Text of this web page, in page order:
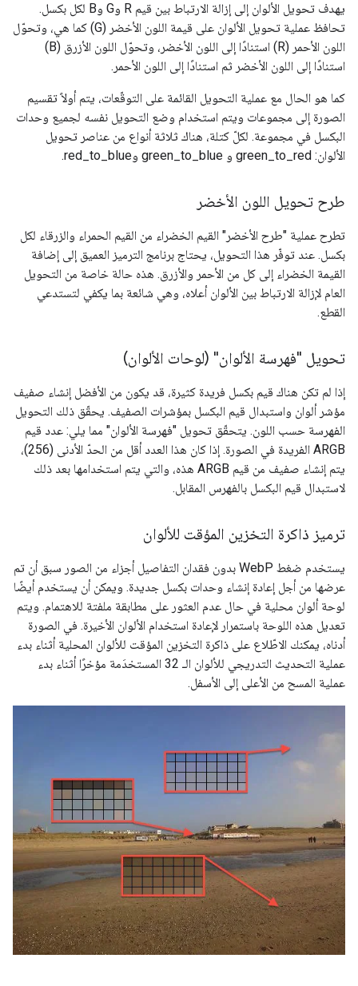
يهدف تحويل الألوان إلى إزالة الارتباط بين قيم R وG وB لكل بكسل.
تحافظ عملية تحويل الألوان على قيمة اللون الأخضر (G) كما هي، وتحوّل
اللون الأحمر (R) استنادًا إلى اللون الأخضر، وتحوّل اللون الأزرق (B)
استنادًا إلى اللون الأخضر ثم استنادًا إلى اللون الأحمر.
كما هو الحال مع عملية التحويل القائمة على التوقّعات، يتم أولاً تقسيم
الصورة إلى مجموعات ويتم استخدام وضع التحويل نفسه لجميع وحدات
البكسل في مجموعة. لكلّ كتلة، هناك ثلاثة أنواع من عناصر تحويل
الألوان: green_to_red و green_to_blue وred_to_blue.
طرح تحويل اللون الأخضر
تطرح عملية "طرح الأخضر" القيم الخضراء من القيم الحمراء والزرقاء لكل
بكسل. عند توفّر هذا التحويل، يحتاج برنامج الترميز العميق إلى إضافة
القيمة الخضراء إلى كل من الأحمر والأزرق. هذه حالة خاصة من التحويل
العام لإزالة الارتباط بين الألوان أعلاه، وهي شائعة بما يكفي لتستدعي
القطع.
تحويل "فهرسة الألوان" (لوحات الألوان)
إذا لم تكن هناك قيم بكسل فريدة كثيرة، قد يكون من الأفضل إنشاء صفيف
مؤشر ألوان واستبدال قيم البكسل بمؤشرات الصفيف. يحقّق ذلك التحويل
الفهرسة حسب اللون. يتحقّق تحويل "فهرسة الألوان" مما يلي: عدد قيم
ARGB الفريدة في الصورة. إذا كان هذا العدد أقل من الحدّ الأدنى (256)،
يتم إنشاء صفيف من قيم ARGB هذه، والتي يتم استخدامها بعد ذلك
لاستبدال قيم البكسل بالفهرس المقابل.
ترميز ذاكرة التخزين المؤقت للألوان
يستخدم ضغط WebP بدون فقدان التفاصيل أجزاء من الصور سبق أن تم
عرضها من أجل إعادة إنشاء وحدات بكسل جديدة. ويمكن أن يستخدم أيضًا
لوحة ألوان محلية في حال عدم العثور على مطابقة ملفتة للاهتمام. ويتم
تعديل هذه اللوحة باستمرار لإعادة استخدام الألوان الأخيرة. في الصورة
أدناه، يمكنك الاطّلاع على ذاكرة التخزين المؤقت للألوان المحلية أثناء بدء
عملية التحديث التدريجي للألوان الـ 32 المستخدَمة مؤخرًا أثناء بدء
عملية المسح من الأعلى إلى الأسفل.